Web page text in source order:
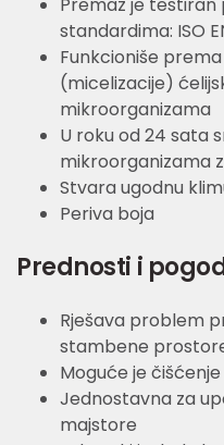
Premaz je
standardima: ISO
Funkcioniše
(micelizacije)
mikroorganizama
U roku od 24 sata
mikroorganizama
Stvara ugodnu
Periva boja
Prednosti i
Rješava problem
stambene
Moguće je čišćenje
Jednostavna za
majstore